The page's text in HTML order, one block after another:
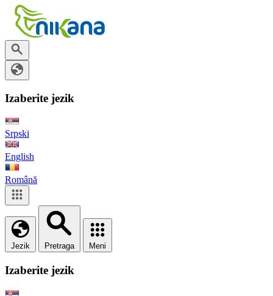
Izaberite jezik
Srpski
English
Română
Jezik Pretraga Meni
Izaberite jezik